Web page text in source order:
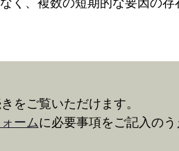
をご覧いただけます。
ームに必要事項をご記入のう